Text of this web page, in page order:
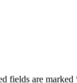
fields are marked